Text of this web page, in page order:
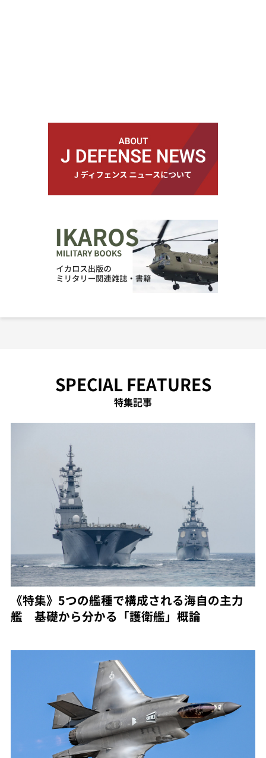
SPECIAL FEATURES
特集記事
《特集》5つの艦種で構成される海自の主力
艦 基礎から分かる「護衛艦」概論